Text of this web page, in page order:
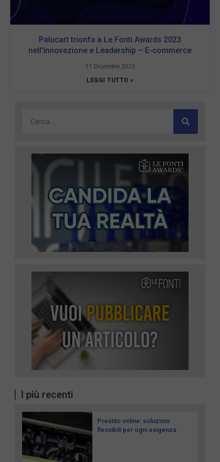
Palucart trionfa a Le Fonti Awards 2023
nell’Innovazione e Leadership – E-commerce
11 Dicembre 2023
LEGGI TUTTO »
I più recenti
Prestito online: soluzioni
flessibili per ogni esigenza